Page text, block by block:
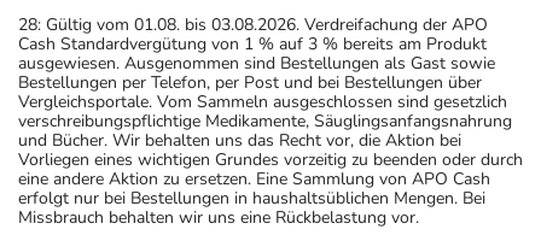
28: Gültig vom 01.08. bis 03.08.2026. Verdreifachung der APO
Cash Standardvergütung von 1 % auf 3 % bereits am Produkt
ausgewiesen. Ausgenommen sind Bestellungen als Gast sowie
Bestellungen per Telefon, per Post und bei Bestellungen über
Vergleichsportale. Vom Sammeln ausgeschlossen sind gesetzlich
verschreibungspflichtige Medikamente, Säuglingsanfangsnahrung
und Bücher. Wir behalten uns das Recht vor, die Aktion bei
Vorliegen eines wichtigen Grundes vorzeitig zu beenden oder durch
eine andere Aktion zu ersetzen. Eine Sammlung von APO Cash
erfolgt nur bei Bestellungen in haushaltsüblichen Mengen. Bei
Missbrauch behalten wir uns eine Rückbelastung vor.